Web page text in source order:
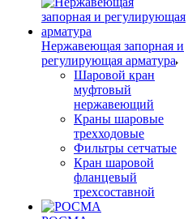
Нержавеющая запорная и
регулирующая арматура
Шаровой кран
муфтовый
нержавеющий
Краны шаровые
трехходовые
Фильтры сетчатые
Кран шаровой
фланцевый
трехсоставной